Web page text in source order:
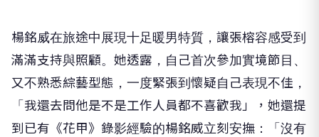
楊銘威在旅途中展現十足暖男特質， 讓張榕容感受到
滿滿支持與照顧。她透露，自己首次參加實境節目、
又不熟悉綜藝型態，一度緊張到懷疑自己表現不佳，
「 我還去問他是不是工作人員都不喜歡我」，她還提
到已有《花甲》 錄影經驗的楊銘威立刻安撫：「沒有